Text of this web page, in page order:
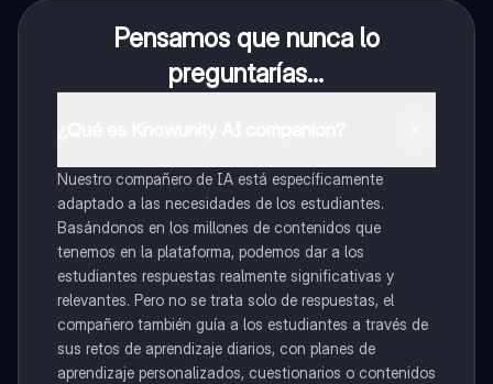
Pensamos que nunca lo
preguntarías...
Nuestro compañero de IA está específicamente
adaptado a las necesidades de los estudiantes.
Basándonos en los millones de contenidos que
tenemos en la plataforma, podemos dar a los
estudiantes respuestas realmente significativas y
relevantes. Pero no se trata solo de respuestas, el
compañero también guía a los estudiantes a través de
sus retos de aprendizaje diarios, con planes de
aprendizaje personalizados, cuestionarios o contenidos